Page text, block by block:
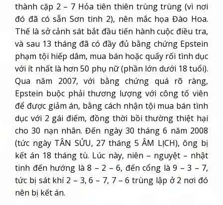
thành cặp 2 – 7 Hỏa tiên thiên trùng trùng (vì nơi
đó đã có sẵn Sơn tinh 2), nên mắc họa Đào Hoa.
Thế là sở cảnh sát bắt đầu tiến hành cuộc điều tra,
và sau 13 tháng đã có đầy đủ bằng chứng Epstein
phạm tội hiếp dâm, mua bán hoặc quấy rối tình dục
với ít nhất là hơn 50 phụ nữ (phần lớn dưới 18 tuổi).
Qua năm 2007, với bằng chứng quá rõ ràng,
Epstein buộc phải thương lượng với công tố viên
để được giảm án, bằng cách nhận tội mua bán tình
dục với 2 gái điếm, đồng thời bồi thường thiệt hại
cho 30 nạn nhân. Đến ngày 30 tháng 6 năm 2008
(tức ngày TÂN SỬU, 27 tháng 5 ÂM LỊCH), ông bị
kết án 18 tháng tù. Lúc này, niên – nguyệt – nhật
tinh đến hướng là 8 – 2 – 6, đến cổng là 9 – 3 – 7,
tức bị sát khí 2 – 3, 6 – 7, 7 – 6 trùng lập ở 2 nơi đó
nên bị kết án.